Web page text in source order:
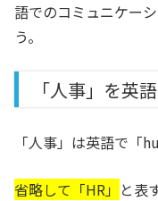
語でのコミュニケー
う。
「人事」を英
「人事」は英語で「
省略して「HR」 と表